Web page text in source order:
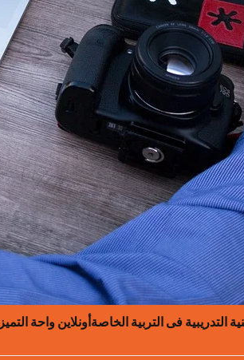
التدريبية فى التربية الخاصةأونلاين واحة التميز